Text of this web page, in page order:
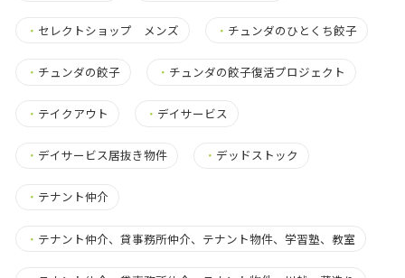
・ セレクトショップ メンズ ・ チュンダのひとくち餃子
・ チュンダの餃子 ・ チュンダの餃子復活プロジェクト
・ テイクアウト ・ デイサービス
・ デイサービス居抜き物件 ・ デッドストック
・ テナント仲介
・ テナント仲介、貸事務所仲介、テナント物件、学習塾、教室